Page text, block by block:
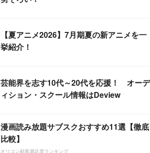
【夏アニメ2026】7月期夏の新アニメを一
挙紹介！
芸能界を志す10代～20代を応援！ オーデ
ィション・スクール情報はDeview
漫画読み放題サブスクおすすめ11選【徹底
比較】
オリコン顧客満足度ランキング